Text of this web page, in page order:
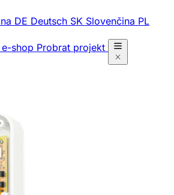
DE Deutsch SK Slovenčina PL
shop Probrat projekt